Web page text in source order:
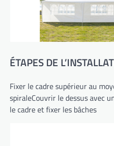
ÉTAPES DE
Fixer le cadre supérieur au
spiraleCouvrir le dessus avec
le cadre et fixer les bâches